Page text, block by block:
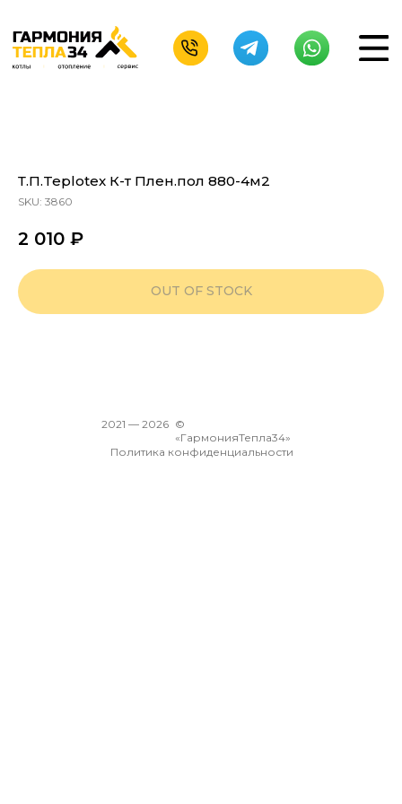
Т.П.Teplotex К-т Плен.пол 880-4м2
SKU: 3860
2 010 ₽
OUT OF STOCK
Политика конфиденциальности
©
«ГармонияТепла34»
2026
2021 —